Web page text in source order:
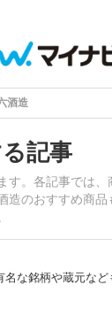
酒造
記事
。各記事では、
造のおすすめ商
な銘柄や蔵元など